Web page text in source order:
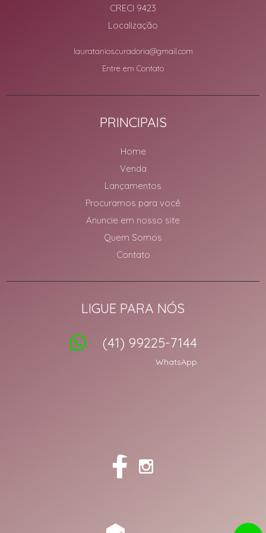
CRECI 9423
Localização
lauratanios.curadoria@gmail.com
Entre em Contato
PRINCIPAIS
Home
Venda
Lançamentos
Procuramos para você
Anuncie em nosso site
Quem Somos
Contato
LIGUE PARA NÓS
(41) 99225-7144
WhatsApp